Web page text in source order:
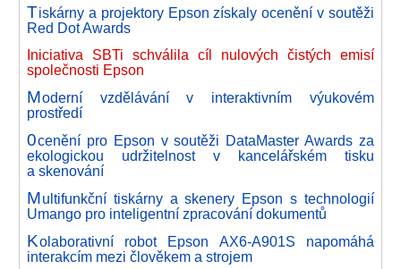
Tiskárny a projektory Epson získaly ocenění v soutěži
Red Dot Awards
Iniciativa SBTi schválila cíl nulových čistých emisí
společnosti Epson
Moderní vzdělávání v interaktivním výukovém
prostředí
0cenění pro Epson v soutěži DataMaster Awards za
ekologickou udržitelnost v kancelářském tisku
a skenování
Multifunkční tiskárny a skenery Epson s technologií
Umango pro inteligentní zpracování dokumentů
Kolaborativní robot Epson AX6-A901S napomáhá
interakcím mezi člověkem a strojem